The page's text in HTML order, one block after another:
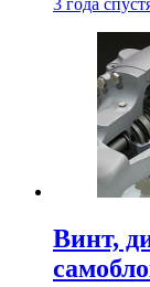
3 года
Винт,